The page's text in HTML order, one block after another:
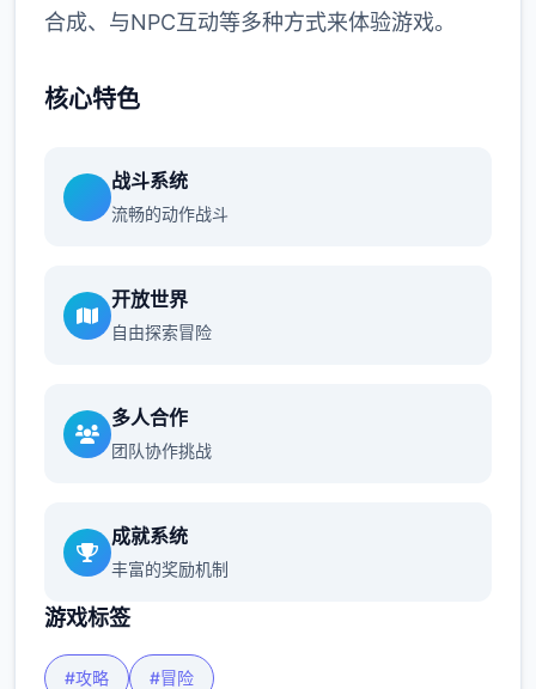
合成、与NPC互动等多种方式来体验游戏。
核心特色
战斗系统
流畅的动作战斗
开放世界
自由探索冒险
多人合作
团队协作挑战
成就系统
丰富的奖励机制
游戏标签
#攻略 #冒险